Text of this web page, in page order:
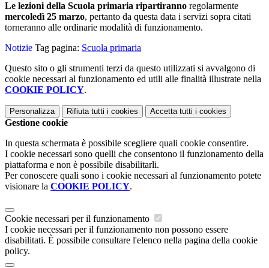
Le lezioni della Scuola primaria ripartiranno regolarmente
mercoledì 25 marzo, pertanto da questa data i servizi sopra citati
torneranno alle ordinarie modalità di funzionamento.
Notizie Tag pagina: Scuola primaria
Questo sito o gli strumenti terzi da questo utilizzati si avvalgono di
cookie necessari al funzionamento ed utili alle finalità illustrate nella
COOKIE POLICY.
Personalizza Rifiuta tutti i cookies Accetta tutti i cookies
Gestione cookie
In questa schermata è possibile scegliere quali cookie consentire.
I cookie necessari sono quelli che consentono il funzionamento della
piattaforma e non è possibile disabilitarli.
Per conoscere quali sono i cookie necessari al funzionamento potete
visionare la COOKIE POLICY.
Cookie necessari per il funzionamento
I cookie necessari per il funzionamento non possono essere
disabilitati. È possibile consultare l'elenco nella pagina della cookie
policy.